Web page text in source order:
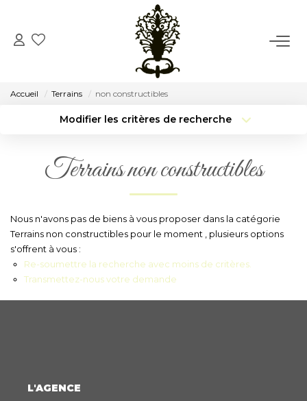
ACCUEIL
CONSEIL
NOTRE AGENCE
Notre Histoire
Accueil Terrains non constructibles
Modifier les critères de recherche
Sélectionnez...
Type de bien
Surface min
Terrains non constructibles
Nous n'avons pas de biens à vous proposer dans la catégorie
Terrains non constructibles pour le moment , plusieurs options
s'offrent à vous :
Re-soumettre la recherche avec moins de critères.
Transmettez-nous votre demande
L'AGENCE